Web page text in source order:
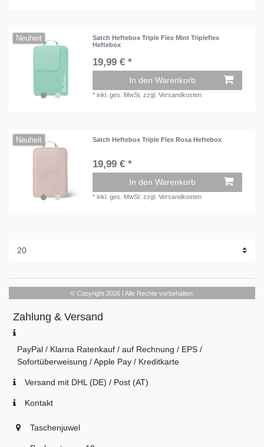
Neuheit
Satch Heftebox Triple Flex Mint Tripleflex
Heftebox
19,99 € *
In den Warenkorb
*inkl. ges. MwSt. zzgl.Versandkosten
Neuheit Satch Heftebox Triple Flex Rosa Heftebox
19,99 € *
In den Warenkorb
*inkl. ges. MwSt. zzgl.Versandkosten
© Copyright 2026 | Alle Rechte vorbehalten.
Zahlung & Versand
PayPal / Klarna Ratenkauf / auf Rechnung / EPS /
Sofortüberweisung / Apple Pay / Kreditkarte
Versand mit DHL (DE) / Post (AT)
Kontakt
Taschenjuwel